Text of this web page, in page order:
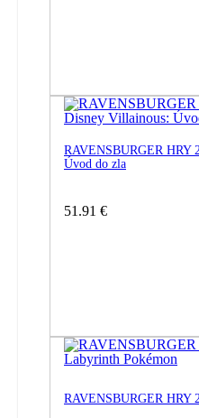
RAVENSBURGER HRY
Úvod do zla
51.91 €
RAVENSBURGER HRY